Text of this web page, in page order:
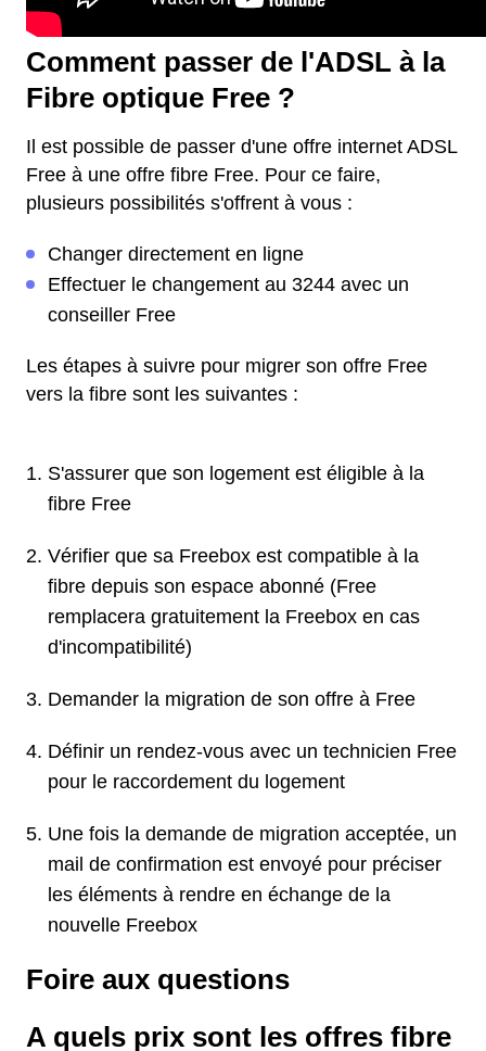
Comment passer de l'ADSL à la
Fibre optique Free ?
Il est possible de passer d'une offre internet ADSL
Free à une offre fibre Free. Pour ce faire,
plusieurs possibilités s'offrent à vous :
Changer directement en ligne
Effectuer le changement au 3244 avec un
conseiller Free
Les étapes à suivre pour migrer son offre Free
vers la fibre sont les suivantes :
S'assurer que son logement est éligible à la
fibre Free
Vérifier que sa Freebox est compatible à la
fibre depuis son espace abonné (Free
remplacera gratuitement la Freebox en cas
d'incompatibilité)
Demander la migration de son offre à Free
Définir un rendez-vous avec un technicien Free
pour le raccordement du logement
Une fois la demande de migration acceptée, un
mail de confirmation est envoyé pour préciser
les éléments à rendre en échange de la
nouvelle Freebox
Foire aux questions
A quels prix sont les offres fibre